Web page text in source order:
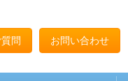
問 お問い合わせ